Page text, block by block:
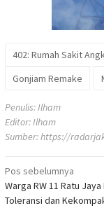
402: Rumah Sakit
Gonjiam Remake
Penulis: Ilham
Editor: Ilham
Sumber:https://
Navigasi
pos
Pos sebelumnya
Warga RW 11 Ratu
Toleransi dan